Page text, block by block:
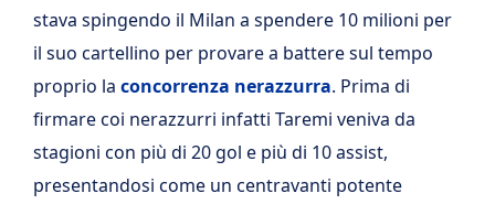
stava spingendo il Milan a spendere 10 milioni per
il suo cartellino per provare a battere sul tempo
proprio la concorrenza nerazzurra. Prima di
firmare coi nerazzurri infatti Taremi veniva da
stagioni con più di 20 gol e più di 10 assist,
presentandosi come un centravanti potente